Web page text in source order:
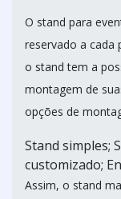
O stand para
reservado a cada
o stand tem a
montagem de
opções de
Stand simples;
customizado;
Assim, o stand